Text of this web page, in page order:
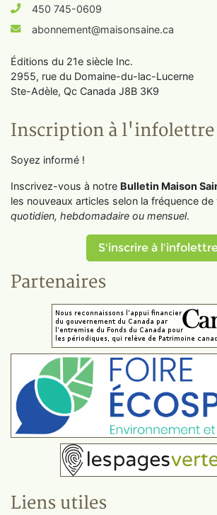
450 745-0609
abonnement@maisonsaine.ca
Éditions du 21e siècle Inc.
2955, rue du Domaine-du-lac-Lucerne
Ste-Adèle, Qc Canada J8B 3K9
Inscription à l'infolettre
Soyez informé !
Inscrivez-vous à notre Bulletin Maison
les nouveaux articles selon la fréquence
quotidien, hebdomadaire ou mensuel.
S'inscrire à
Partenaires
Liens utiles